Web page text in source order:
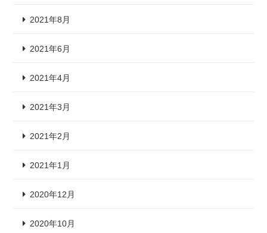
2021年8月
2021年6月
2021年4月
2021年3月
2021年2月
2021年1月
2020年12月
2020年10月